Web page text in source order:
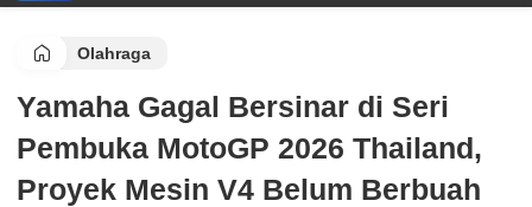
Olahraga
Yamaha Gagal Bersinar di Seri
Pembuka MotoGP 2026 Thailand,
Proyek Mesin V4 Belum Berbuah